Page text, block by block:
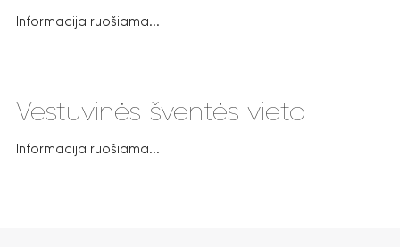
Informacija ruošiama...
Vestuvinės šventės vieta
Informacija ruošiama...